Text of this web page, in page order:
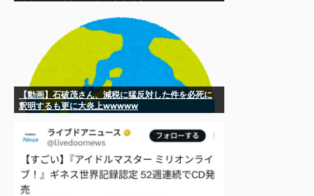
【動画】石破茂さん、減税に猛反対した件を必死に
釈明するも更に大炎上wwwww